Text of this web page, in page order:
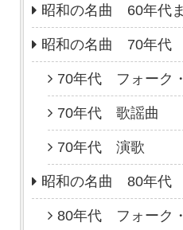
昭和の名曲 60年代
昭和の名曲 70年代
70年代 フォーク
70年代 歌謡曲
70年代 演歌
昭和の名曲 80年代
80年代 フォーク